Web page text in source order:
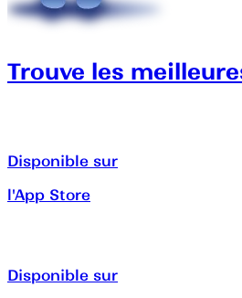
Trouve les
Disponible sur
l'App Store
Disponible sur